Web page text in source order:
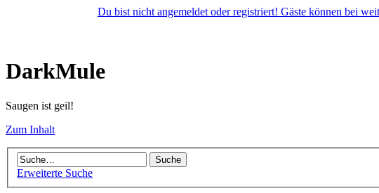
Du bist nicht angemeldet oder registriert! Gäste können bei
DarkMule
Saugen ist geil!
Zum Inhalt
Erweiterte Suche